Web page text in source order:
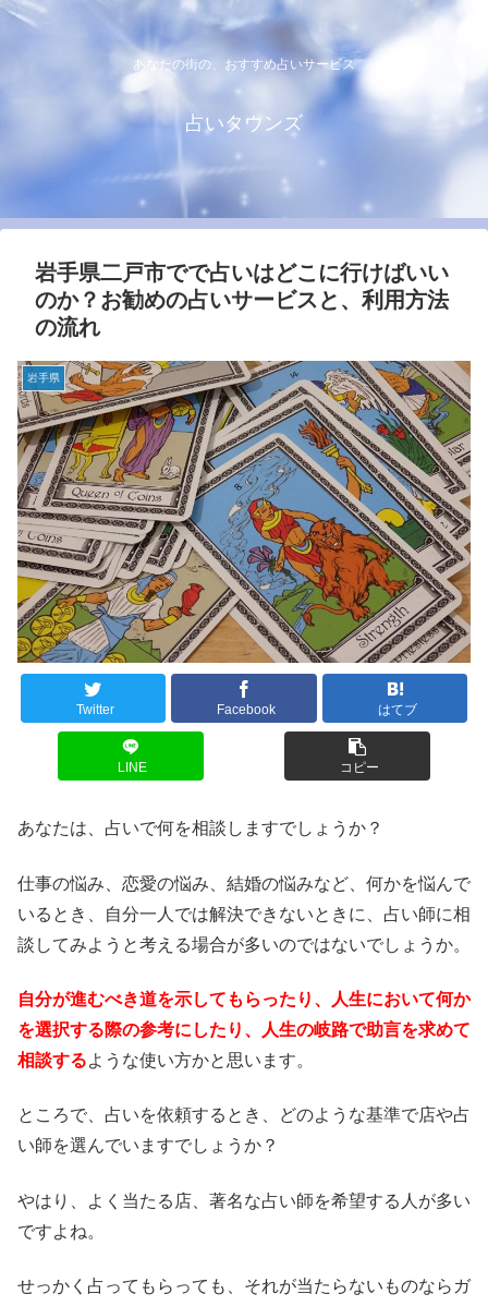
あなたの街の、おすすめ占いサービス
占いタウンズ
岩手県二戸市でで占いはどこに行けばいい
のか？お勧めの占いサービスと、利用方法
の流れ
岩手県
Twitter Facebook はてブ
LINE コピー
あなたは、占いで何を相談しますでしょうか？
仕事の悩み、恋愛の悩み、結婚の悩みなど、何かを悩んで
いるとき、自分一人では解決できないときに、占い師に相
談してみようと考える場合が多いのではないでしょうか。
自分が進むべき道を示してもらったり、人生において何か
を選択する際の参考にしたり、人生の岐路で助言を求めて
相談するような使い方かと思います。
ところで、占いを依頼するとき、どのような基準で店や占
い師を選んでいますでしょうか？
やはり、よく当たる店、著名な占い師を希望する人が多い
ですよね。
せっかく占ってもらっても、それが当たらないものならガ